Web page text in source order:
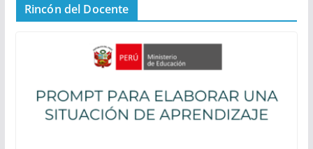
Rincón del Docente